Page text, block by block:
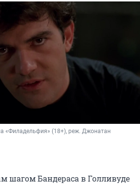
«Филадельфия» (18+), реж. Джонатан
шагом Бандераса в Голливуде